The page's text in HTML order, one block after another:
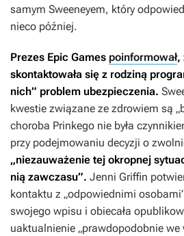
samym Sweeneyem, który
nieco później.
Prezes Epic Games poinformował,
skontaktowała się z rodziną
nich” problem ubezpieczenia.
kwestie związane ze zdrowiem są
choroba Prinkego nie była
przy podejmowaniu decyzji o
„niezauważenie tej okropnej
nią zawczasu”. Jenni Griffin
kontaktu z „odpowiednimi
swojego wpisu i obiecała
uaktualnienie „prawdopodobnie we